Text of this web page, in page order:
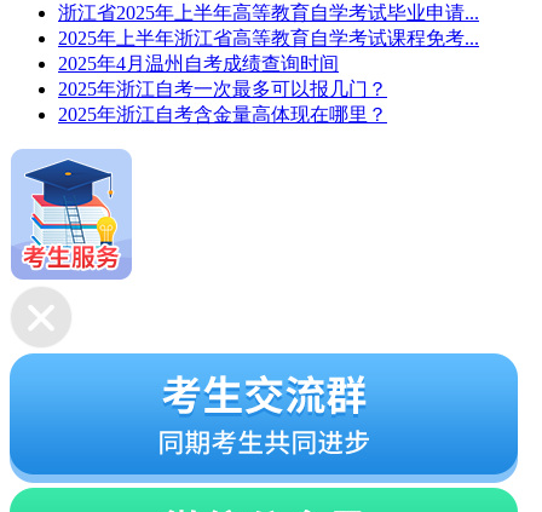
浙江省2025年上半年高等教育自学考试毕业申请...
2025年上半年浙江省高等教育自学考试课程免考...
2025年4月温州自考成绩查询时间
2025年浙江自考一次最多可以报几门？
2025年浙江自考含金量高体现在哪里？